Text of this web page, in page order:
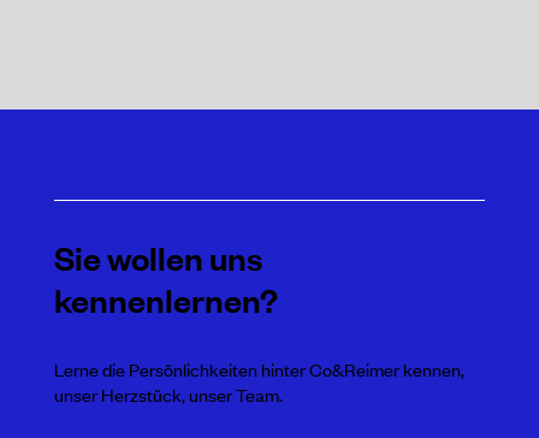
Sie wollen uns
kennenlernen?
Lerne die Persönlichkeiten hinter Co&Reimer kennen,
unser Herzstück, unser Team.